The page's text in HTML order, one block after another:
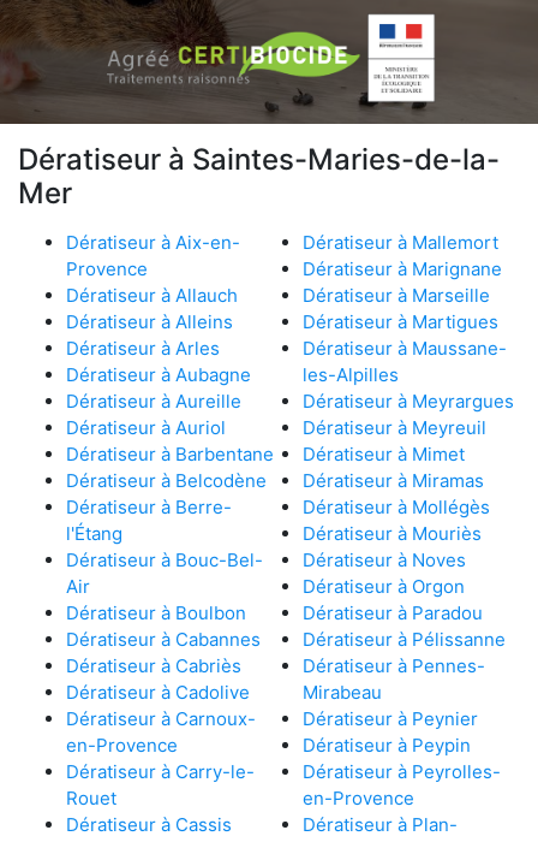
Dératiseur à Saintes-Maries-de-la-
Mer
Dératiseur à Aix-en-
Provence
Dératiseur à Allauch
Dératiseur à Alleins
Dératiseur à Arles
Dératiseur à Aubagne
Dératiseur à Aureille
Dératiseur à Auriol
Dératiseur à Barbentane
Dératiseur à Belcodène
Dératiseur à Berre-
l'Étang
Dératiseur à Bouc-Bel-
Air
Dératiseur à Boulbon
Dératiseur à Cabannes
Dératiseur à Cabriès
Dératiseur à Cadolive
Dératiseur à Carnoux-
en-Provence
Dératiseur à Carry-le-
Rouet
Dératiseur à Cassis
Dératiseur à Mallemort
Dératiseur à Marignane
Dératiseur à Marseille
Dératiseur à Martigues
Dératiseur à Maussane-
les-Alpilles
Dératiseur à Meyrargues
Dératiseur à Meyreuil
Dératiseur à Mimet
Dératiseur à Miramas
Dératiseur à Mollégès
Dératiseur à Mouriès
Dératiseur à Noves
Dératiseur à Orgon
Dératiseur à Paradou
Dératiseur à Pélissanne
Dératiseur à Pennes-
Mirabeau
Dératiseur à Peynier
Dératiseur à Peypin
Dératiseur à Peyrolles-
en-Provence
Dératiseur à Plan-